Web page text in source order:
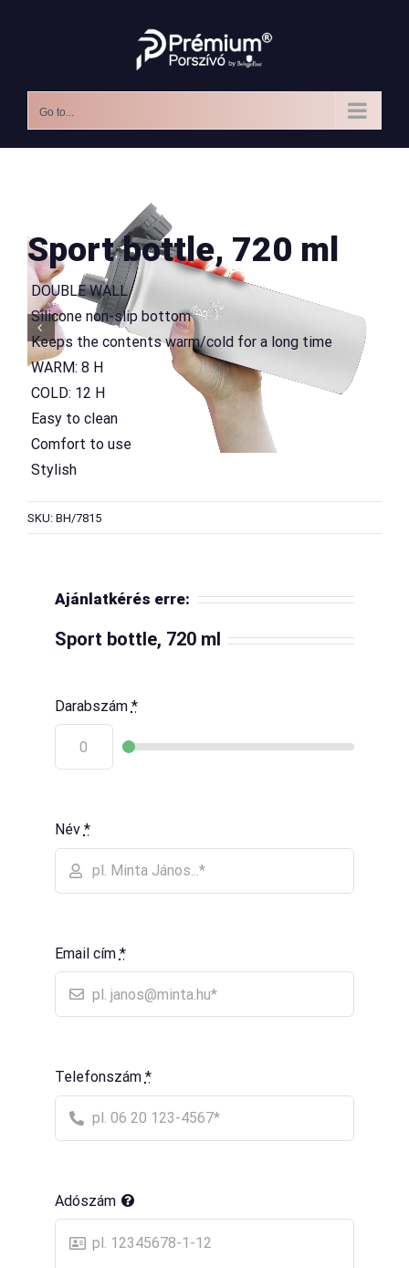
Go to...

Sport bottle, 720 ml
 DOUBLE WALL
 Silicone non-slip bottom
 Keeps the contents warm/cold for a long time
 WARM: 8 H
 COLD: 12 H
 Easy to clean
 Comfort to use
 Stylish
SKU: BH/7815
Ajánlatkérés erre:
Sport bottle, 720 ml
Darabszám *
Név *
Email cím *
Telefonszám *
Adószám